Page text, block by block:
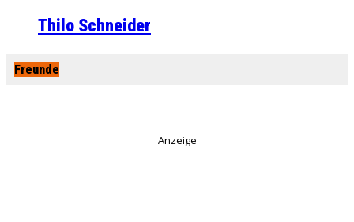
Thilo Schneider
Freunde
Anzeige